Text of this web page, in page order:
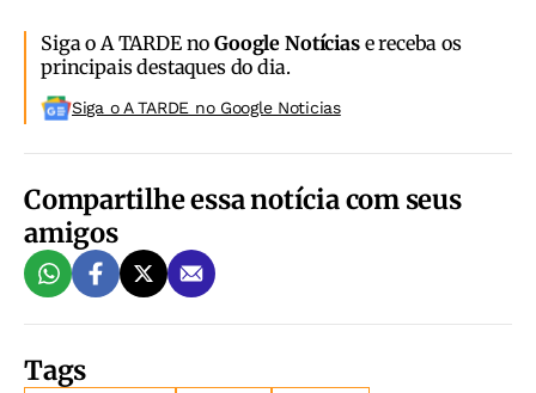
Siga o A TARDE noGoogle Notíciase receba os
principais destaques do dia.
Siga o A TARDE no Google Noticias
Compartilhe essa notícia com seus
amigos
Tags